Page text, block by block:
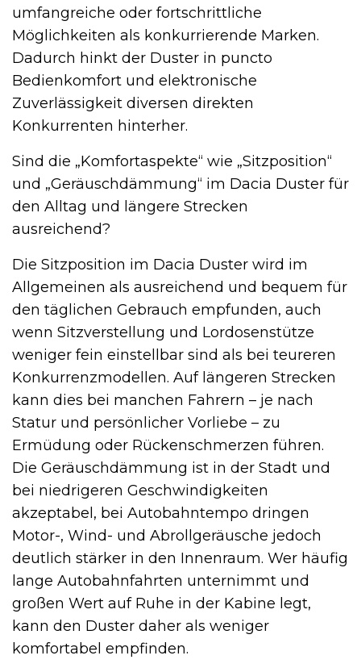
umfangreiche oder fortschrittliche
Möglichkeiten als konkurrierende Marken.
Dadurch hinkt der Duster in puncto
Bedienkomfort und elektronische
Zuverlässigkeit diversen direkten
Konkurrenten hinterher.
Sind die „Komfortaspekte“ wie „Sitzposition“
und „Geräuschdämmung“ im Dacia Duster für
den Alltag und längere Strecken
ausreichend?
Die Sitzposition im Dacia Duster wird im
Allgemeinen als ausreichend und bequem für
den täglichen Gebrauch empfunden, auch
wenn Sitzverstellung und Lordosenstütze
weniger fein einstellbar sind als bei teureren
Konkurrenzmodellen. Auf längeren Strecken
kann dies bei manchen Fahrern – je nach
Statur und persönlicher Vorliebe – zu
Ermüdung oder Rückenschmerzen führen.
Die Geräuschdämmung ist in der Stadt und
bei niedrigeren Geschwindigkeiten
akzeptabel, bei Autobahntempo dringen
Motor-, Wind- und Abrollgeräusche jedoch
deutlich stärker in den Innenraum. Wer häufig
lange Autobahnfahrten unternimmt und
großen Wert auf Ruhe in der Kabine legt,
kann den Duster daher als weniger
komfortabel empfinden.